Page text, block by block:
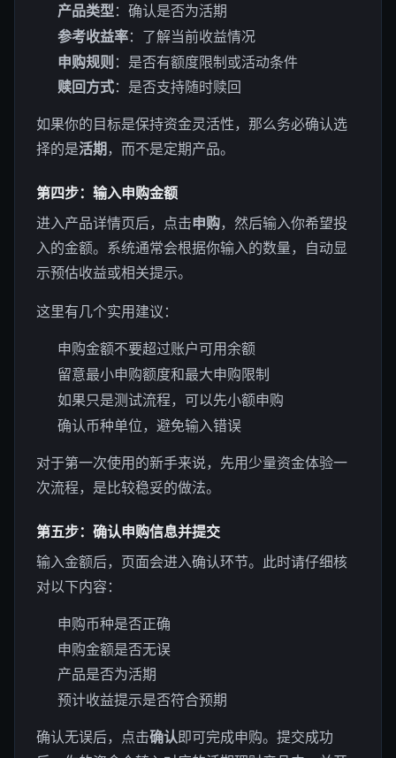
产品类型 ：确认是否为活期
参考收益率：了解当前收益情况
申购规则 ：是否有额度限制或活动条件
赎回方式：是否支持随时赎回
如果你的目标是保持资金灵活性，那么务必确认选
择的是活期 ，而不是定期产品。
第四步：输入申购金额
进入产品详情页后，点击申购，然后输入你希望投
入的金额。系统通常会根据你输入的数量，自动显
示预估收益或相关提示。
这里有几个实用建议：
申购金额不要超过账户可用余额
留意最小申购额度和最大申购限制
如果只是测试流程，可以先小额申购
确认币种单位，避免输入错误
对于第一次使用的新手来说，先用少量资金体验一
次流程，是比较稳妥的做法。
第五步：确认申购信息并提交
输入金额后，页面会进入确认环节。此时请仔细核
对以下内容：
申购币种是否正确
申购金额是否无误
产品是否为活期
预计收益提示是否符合预期
确认无误后，点击确认即可完成申购。提交成功